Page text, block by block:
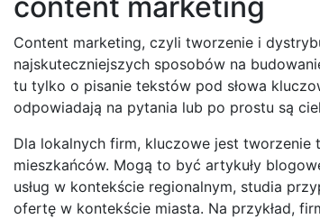
Content marketing, czyli tworzenie i
najskuteczniejszych sposobów na
tu tylko o pisanie tekstów pod słowa
odpowiadają na pytania lub po prostu są
Dla lokalnych firm, kluczowe jest
mieszkańców. Mogą to być artykuły
usług w kontekście regionalnym, studia
ofertę w kontekście miasta. Na przykład,